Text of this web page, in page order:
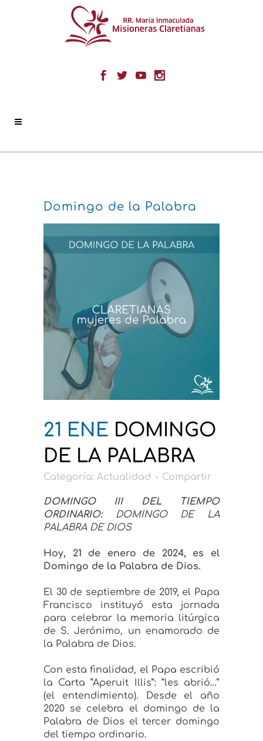
Domingo de la Palabra
21 ENE DOMINGO
DE LA PALABRA
Categoría: Actualidad Compartir
DOMINGO III DEL TIEMPO
ORDINARIO: DOMINGO DE LA
PALABRA DE DIOS
Hoy, 21 de enero de 2024, es el
Domingo de la Palabra de Dios.
El 30 de septiembre de 2019, el Papa
Francisco instituyó esta jornada
para celebrar la memoria litúrgica
de S. Jerónimo, un enamorado de
la Palabra de Dios.
Con esta finalidad, el Papa escribió
la Carta “Aperuit Illis”: “les abrió…”
(el entendimiento). Desde el año
2020 se celebra el domingo de la
Palabra de Dios el tercer domingo
del tiempo ordinario.